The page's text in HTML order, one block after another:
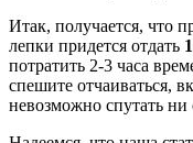
Итак, получается, что
лепки придется отдать
потратить 2-3 часа
спешите отчаиваться,
невозможно спутать ни